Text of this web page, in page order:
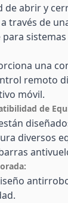
de abrir y
través de
una
remoto
móvil.
de
diversos